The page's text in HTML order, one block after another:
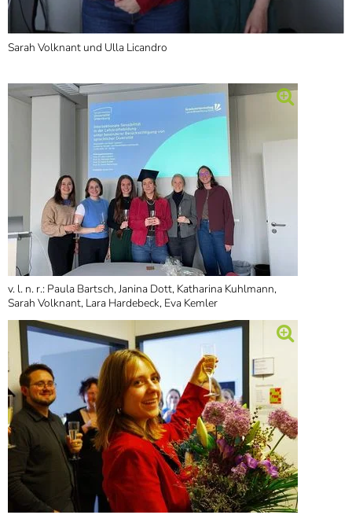
Sarah Volknant und Ulla Licandro
v. l. n. r.: Paula Bartsch, Janina Dott, Katharina Kuhlmann,
Sarah Volknant, Lara Hardebeck, Eva Kemler